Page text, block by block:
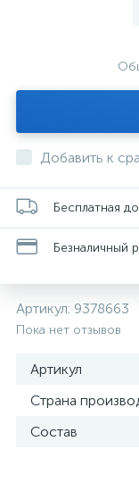
Добавить к
Бесплатная
Безналичный
Артикул: 9378663
Пока нет отзывов
Артикул
Страна
Состав